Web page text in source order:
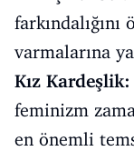
varmalarına
Kız Kardeşlik:
feminizm
en önemli